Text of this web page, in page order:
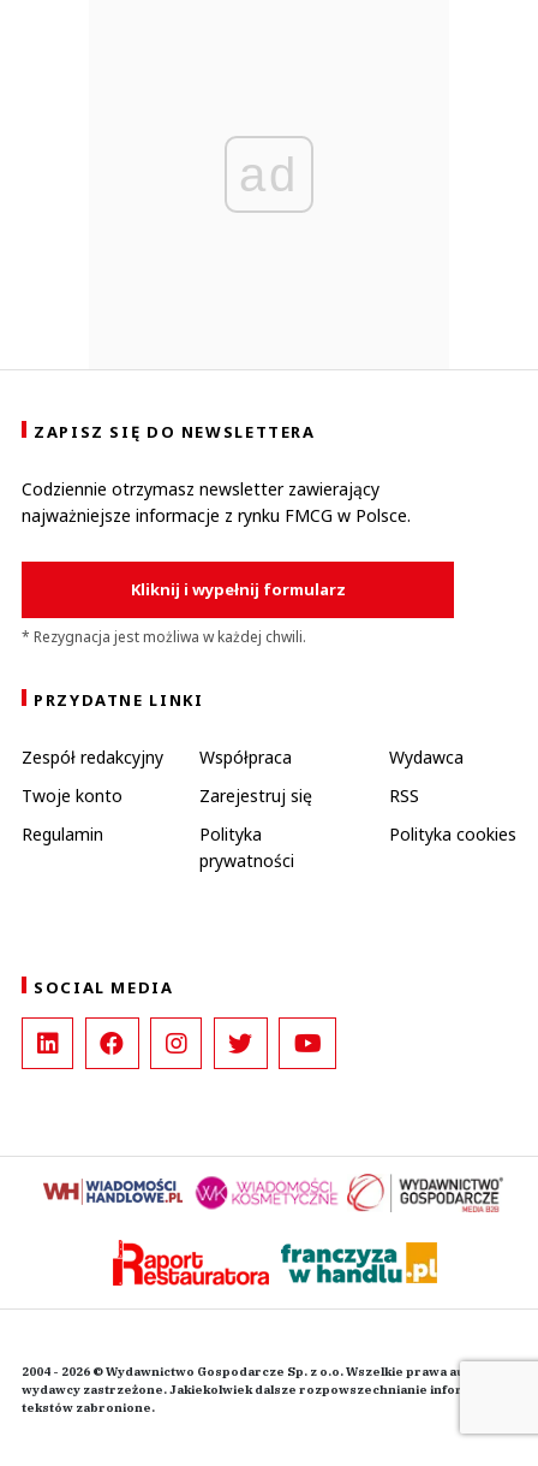
ad
ZAPISZ SIĘ DO NEWSLETTERA
Codziennie otrzymasz newsletter zawierający
najważniejsze informacje z rynku FMCG w Polsce.
Kliknij i wypełnij formularz
* Rezygnacja jest możliwa w każdej chwili.
PRZYDATNE LINKI
Zespół redakcyjny Współpraca
Wydawca
Twoje konto
Zarejestruj się
RSS
Regulamin
Polityka
prywatności
Polityka cookies
SOCIAL MEDIA
2004 - 2026 © Wydawnictwo Gospodarcze Sp. z o.o. Wszelkie prawa autorskie
wydawcy zastrzeżone. Jakiekolwiek dalsze rozpowszechnianie informacji i
tekstów zabronione.